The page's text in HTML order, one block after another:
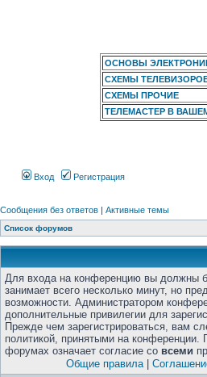
ОСНОВЫ
СХЕМЫ
СХЕМЫ ПРОЧИЕ
ТЕЛЕМАСТЕР В
Вход Регистрация
Сообщения без ответов | Активные темы
Список форумов
Для входа на конференцию вы должны
занимает всего несколько минут, но
возможности. Администратором
дополнительные привилегии для
Прежде чем зарегистрироваться, вам
политикой, принятыми на конференции.
форумах означает согласие со всеми
Общие правила|